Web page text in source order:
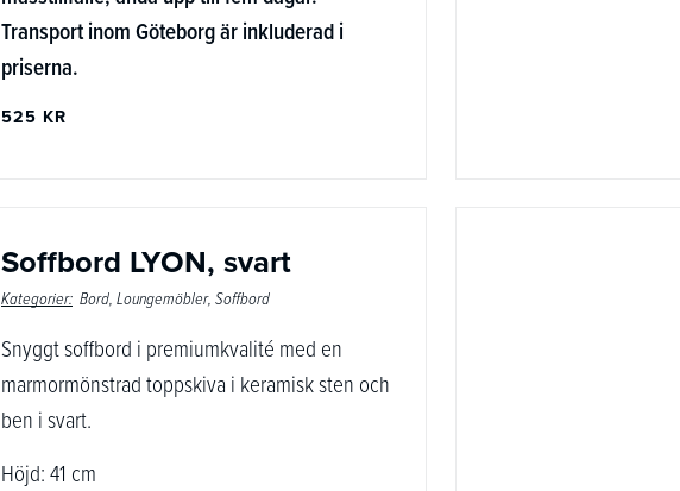
Transport inom Göteborg är inkluderad i
priserna.
525 KR
Soffbord LYON, svart
Kategorier: Bord Loungemöbler Soffbord
Snyggt soffbord i premiumkvalité med en
marmormönstrad toppskiva i keramisk sten och
ben i svart.
Höjd: 41 cm